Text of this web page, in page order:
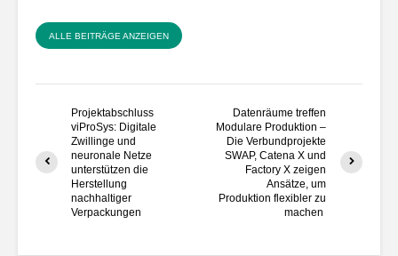
ALLE BEITRÄGE ANZEIGEN
Projektabschluss
viProSys: Digitale
Zwillinge und
neuronale Netze
unterstützen die
Herstellung
nachhaltiger
Verpackungen
Datenräume treffen
Modulare Produktion –
Die Verbundprojekte
SWAP, Catena X und
Factory X zeigen
Ansätze, um
Produktion flexibler zu
machen